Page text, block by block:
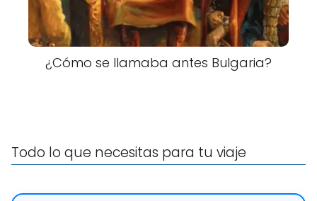
¿Cómo se llamaba antes Bulgaria?
Todo lo que necesitas para tu viaje